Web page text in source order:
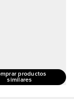
productos
similares